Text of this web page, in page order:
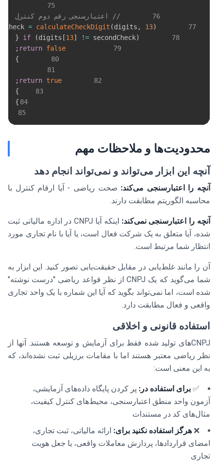
75
76
// اعتبارسنجی رقم دوم کنترل
77
= calculateCheckDigit (digits , 13)
78
if (digits [13] != secondCheck)
{
79
return false
;
80
}
81
82
return true
;
83
}
84
}
85
محدودیت‌ها و ملاحظات مهم
آنچه این ابزار می‌تواند و نمی‌تواند انجام دهد
آنچه را اعتبارسنجی می‌کند: صحت ریاضی - آیا ارقام کنترل با
محاسبه الگوریتم مطابقت دارند.
آنچه را اعتبارسنجی نمی‌کند:
اینکه آیا CNPJ در اداره مالیاتی ثبت
شده، آیا متعلق به یک شرکت فعال است، یا آیا با نام تجاری مورد
انتظار شما مرتبط است.
آن را مانند غلط‌یابی در مقابل حقیقت‌یابی تصور کنید. این ابزار به
شما می‌گوید که یک CNPJ از نظر قواعد ریاضی "درست نوشته"
شده است، اما نمی‌تواند بگوید که آیا این شماره با یک واحد تجاری
واقعی و فعال مطابقت دارد.
استفاده قانونی و اخلاقی
CNPJهای تولید شده فقط برای آزمایش و توسعه هستند. آنها از
نظر ریاضی معتبر هستند اما با مقامات برزیلی ثبت نشده‌اند، که
به این معنی است:
✅ برای استفاده در: پر کردن پایگاه داده‌های آزمایشی،
آزمون واحد منطق اعتبارسنجی، محیط‌های کنترل کیفیت،
مثال‌های کد در مستندات
❌ هرگز استفاده نکنید برای: ارائه مالیاتی، ثبت تجاری،
امضای قراردادها، پردازش معاملات واقعی، یا جعل هویت
تجاری